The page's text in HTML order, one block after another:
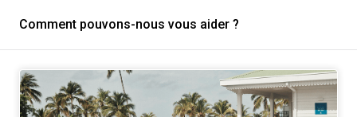
Comment pouvons-nous vous aider ?